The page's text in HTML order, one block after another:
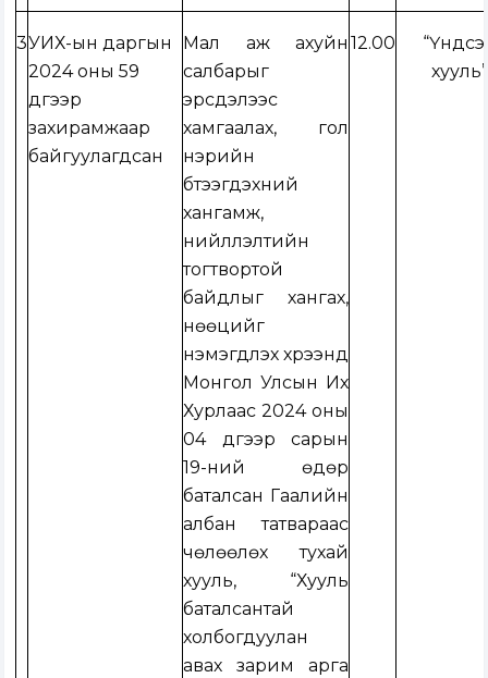
3УИХ-ын даргын
2024 оны 59
дүгээр
захирамжаар
байгуулагдсан
Мал аж ахуйн
салбарыг
эрсдэлээс
хамгаалах, гол
нэрийн
бүтээгдэхүүний
хангамж,
нийлүүлэлтийн
тогтвортой
байдлыг хангах,
нөөцийг
нэмэгдүүлэх хүрээнд
Монгол Улсын Их
Хурлаас 2024 оны
04 дүгээр сарын
19-ний өдөр
баталсан Гаалийн
албан татвараас
чөлөөлөх тухай
хууль, “Хууль
баталсантай
холбогдуулан
авах зарим арга
12.00
хууль”